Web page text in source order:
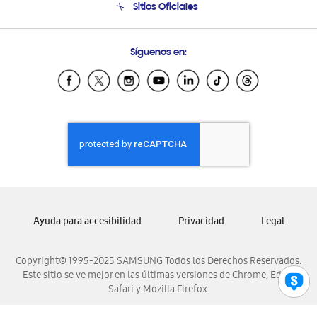
Condiciones de Compra
Soporte vía eMail
Sitios Oficiales
Samsung Ecuador
Samsung El Salvador
Samsung Honduras
Samsung Nicaragua
Samsung Panamá
Samsung Venezuela
Síguenos en:
Copyright© 1995-2025 SAMSUNG Todos los Derechos Reservados.
Este sitio se ve mejor en las últimas versiones de Chrome, Edge,
Safari y Mozilla Firefox.
Ayuda para accesibilidad Privacidad Legal